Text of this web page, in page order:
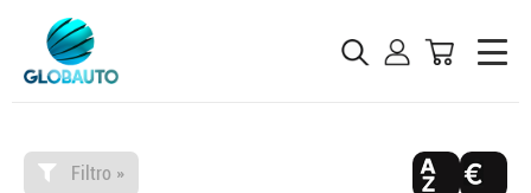
Filtro »